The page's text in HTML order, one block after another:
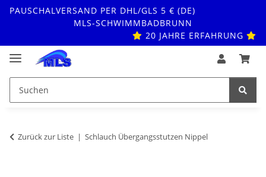
PAUSCHALVERSAND PER DHL/GLS 5 € (DE)
MLS-SCHWIMMBADBRUNN
20 JAHRE ERFAHRUNG
Zurück zur Liste Schlauch Übergangsstutzen Nippel